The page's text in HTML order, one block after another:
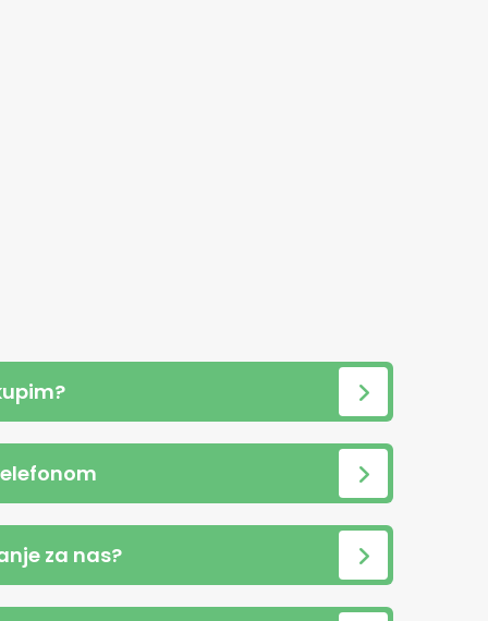
za nas?